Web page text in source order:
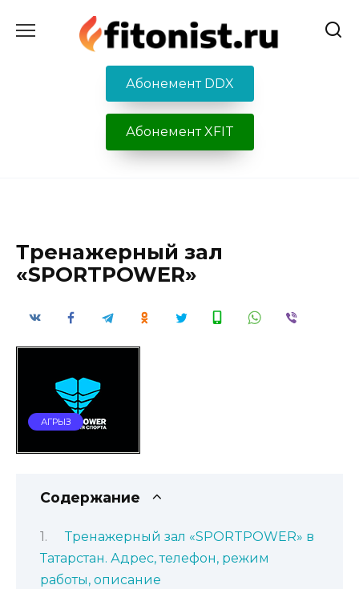
содержанию
Абонемент DDX
Абонемент XFIT
Тренажерный зал
«SPORTPOWER»
АГРЫЗ
Содержание
Тренажерный зал «SPORTPOWER» в
Татарстан. Адрес, телефон, режим
работы, описание